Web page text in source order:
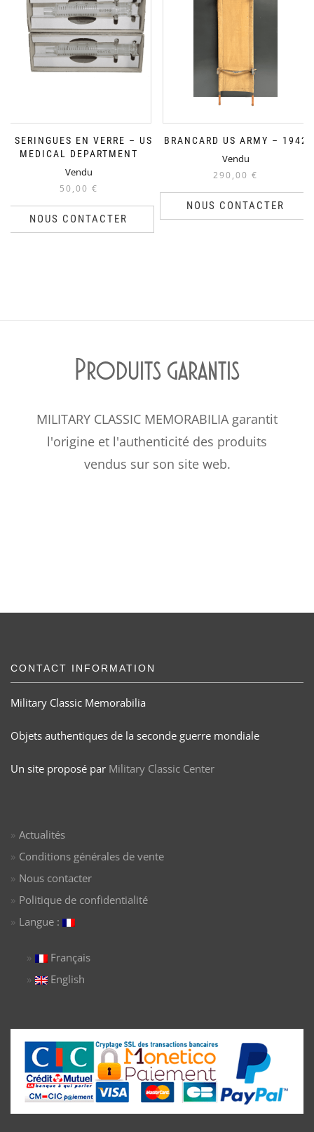
2 SERINGUES EN VERRE – US
MEDICAL DEPARTMENT
Vendu
50,00 €
NOUS CONTACTER
BRANCARD US ARMY – 1942
Vendu
290,00 €
NOUS CONTACTER
Produits garantis
MILITARY CLASSIC MEMORABILIA garantit
l'origine et l'authenticité des produits
vendus sur son site web.
CONTACT INFORMATION
Military Classic Memorabilia
Objets authentiques de la seconde guerre mondiale
Un site proposé par Military Classic Center
Actualités
Conditions générales de vente
Nous contacter
Politique de confidentialité
Langue :
Français
English